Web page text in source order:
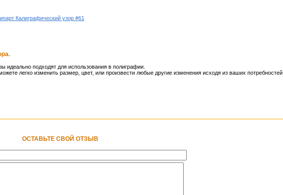
Калиграфический узор #61
идеально подходят для использования в полиграфии.
легко изменить размер, цвет, или произвести любые другие изменения исходя из ваших потребностей.
ОСТАВЬТЕ СВОЙ ОТЗЫВ